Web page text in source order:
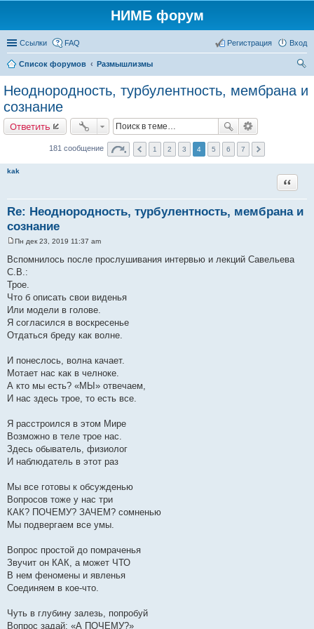
НИМБ форум
Ссылки FAQ Вход
Регистрация
Список форумов
Размышлизмы
ск
Неоднородность, турбулентность, мембрана и
сознание
Ответить
181 сообщение 1 2 3 4 5 6 7
kak
Re: Неоднородность, турбулентность, мембрана и
сознание
Цитата
о
б
е
н
е
Пн дек 23, 2019 11:37 am
Вспомнилось после прослушивания интервью и лекций Савельева
С.В.:
Трое.
Что б описать свои виденья
Или модели в голове.
Я согласился в воскресенье
Отдаться бреду как волне.
И понеслось, волна качает.
Мотает нас как в челноке.
А кто мы есть? «МЫ» отвечаем,
И нас здесь трое, то есть все.
Я расстроился в этом Мире
Возможно в теле трое нас.
Здесь обыватель, физиолог
И наблюдатель в этот раз
Мы все готовы к обсужденью
Вопросов тоже у нас три
КАК? ПОЧЕМУ? ЗАЧЕМ? сомненью
Мы подвергаем все умы.
Вопрос простой до помраченья
Звучит он КАК, а может ЧТО
В нем феномены и явленья
Соединяем в кое-что.
Чуть в глубину залезь, попробуй
Вопрос задай: «А ПОЧЕМУ?»